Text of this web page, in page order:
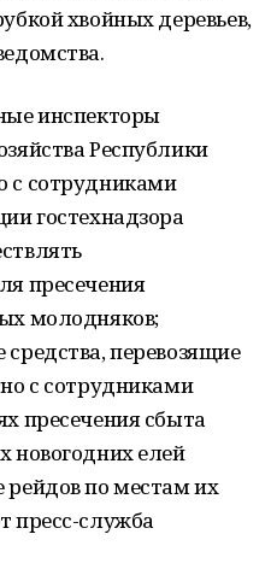
хвойных деревьев,
инспекторы
Республики
с сотрудниками
гостехнадзора
пресечения
молодняков;
перевозящие
с сотрудниками
пресечения сбыта
новогодних елей
рейдов по местам их
пресс-служба